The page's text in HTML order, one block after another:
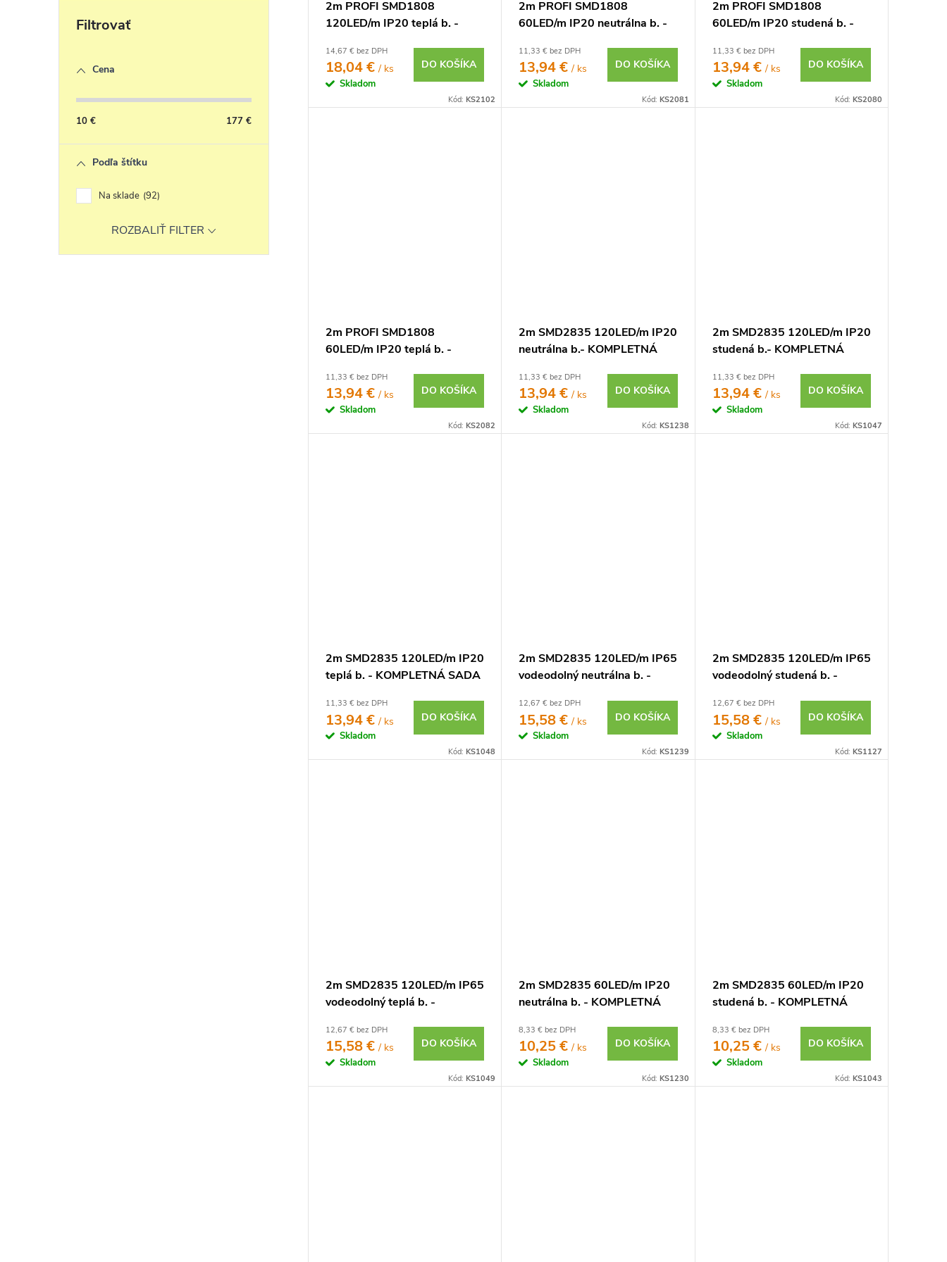
Cena
10 € 177 €
Podľa štítku
Na sklade 92
ROZBALIŤ FILTER
2m PROFI SMD1808
120LED/m IP20 teplá b. -
14,67 € bez DPH
18,04 €/ ks
Skladom
DO KOŠÍKA
Kód:KS2102
2m PROFI SMD1808
60LED/m IP20 neutrálna b. -
11,33 € bez DPH
13,94 €/ ks
Skladom
DO KOŠÍKA
Kód: KS2081
2m PROFI SMD1808
60LED/m IP20 studená b. -
11,33 € bez DPH
13,94 €/ ks
Skladom
DO KOŠÍKA
Kód: KS2080
2m PROFI SMD1808
60LED/m IP20 teplá b. -
11,33 € bez DPH
13,94 €/ ks
Skladom
DO KOŠÍKA
Kód:KS2082
2m SMD2835 120LED/m IP20
neutrálna b.- KOMPLETNÁ
11,33 € bez DPH
13,94 €/ ks
Skladom
DO KOŠÍKA
Kód: KS1238
2m SMD2835 120LED/m IP20
studená b.- KOMPLETNÁ
11,33 € bez DPH
13,94 €/ ks
Skladom
DO KOŠÍKA
Kód: KS1047
2m SMD2835 120LED/m IP20
teplá b. - KOMPLETNÁ SADA
11,33 € bez DPH
13,94 €/ ks
Skladom
DO KOŠÍKA
Kód:KS1048
2m SMD2835 120LED/m IP65
vodeodolný neutrálna b. -
12,67 € bez DPH
15,58 €/ ks
Skladom
DO KOŠÍKA
Kód: KS1239
2m SMD2835 120LED/m IP65
vodeodolný studená b. -
12,67 € bez DPH
15,58 €/ ks
Skladom
DO KOŠÍKA
Kód: KS1127
2m SMD2835 120LED/m IP65
vodeodolný teplá b. -
12,67 € bez DPH
15,58 €/ ks
Skladom
DO KOŠÍKA
Kód:KS1049
2m SMD2835 60LED/m IP20
neutrálna b. - KOMPLETNÁ
8,33 € bez DPH
10,25 €/ ks
Skladom
DO KOŠÍKA
Kód: KS1230
2m SMD2835 60LED/m IP20
studená b. - KOMPLETNÁ
8,33 € bez DPH
10,25 €/ ks
Skladom
DO KOŠÍKA
Kód: KS1043